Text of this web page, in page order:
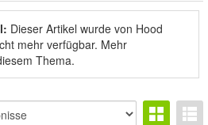
Dieser Artikel wurde von Hood
mehr verfügbar. Mehr
Thema.